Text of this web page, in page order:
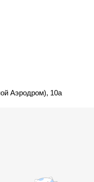
Аэродром), 10а